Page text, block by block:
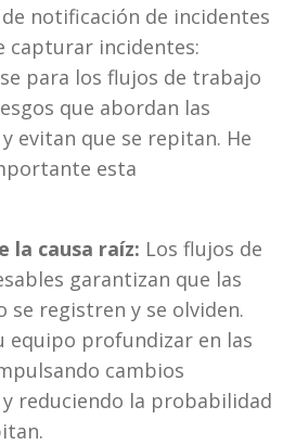
notificación de incidentes
capturar incidentes:
para los flujos de trabajo
que abordan las
evitan que se repitan. He
esta
la causa raíz: Los flujos de
garantizan que las
se registren y se olviden.
equipo profundizar en las
cambios
reduciendo la probabilidad